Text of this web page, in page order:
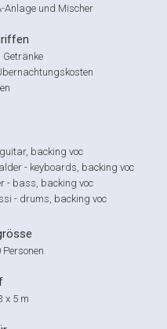
Anlage und Mischer
Getränke
backing voc
- keyboards, backing voc
- bass, backing voc
- drums, backing voc
x 5 m